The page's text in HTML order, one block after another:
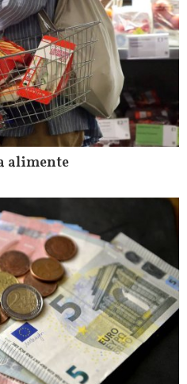
alimente